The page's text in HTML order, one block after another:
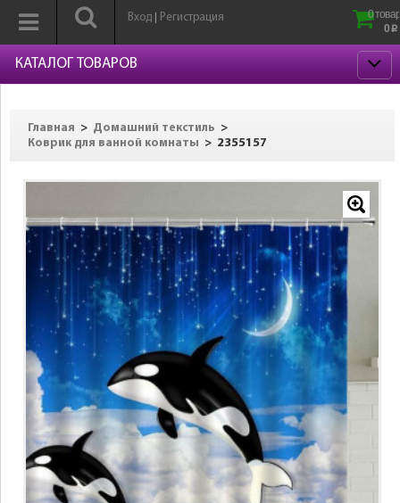
Вход Регистрация
0
0 p
КАТАЛОГ ТОВАРОВ
Главная > Домашний текстиль >
Коврик для ванной комнаты > 2355157